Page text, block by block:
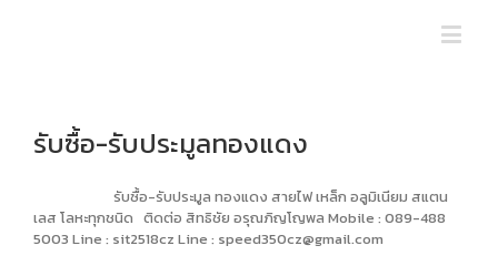
รับซื้อ-รับประมูลทองแดง
รับซื้อ-รับประมูล ทองแดง สายไฟ เหล็ก อลูมิเนียม สแตน
เลส โลหะทุกชนิด ติดต่อ สิทธิชัย อรุณภิญโญพล Mobile : 089-488
5003 Line : sit2518cz Line : speed350cz@gmail.com